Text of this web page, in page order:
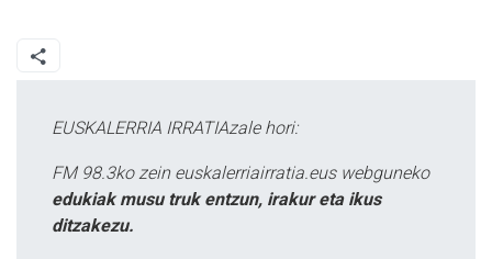
EUSKALERRIA IRRATIAzale hori:
FM 98.3ko zein euskalerriairratia.eus webguneko
edukiak musu truk entzun, irakur eta ikus
ditzakezu.